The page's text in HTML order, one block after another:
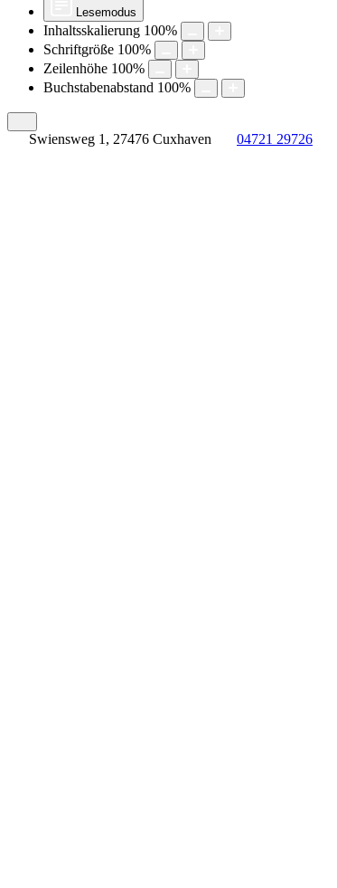
Lesemodus
Inhaltsskalierung 100%
Schriftgröße 100%
Zeilenhöhe 100%
Buchstabenabstand 100%
Swiensweg 1, 27476 Cuxhaven 04721 29726